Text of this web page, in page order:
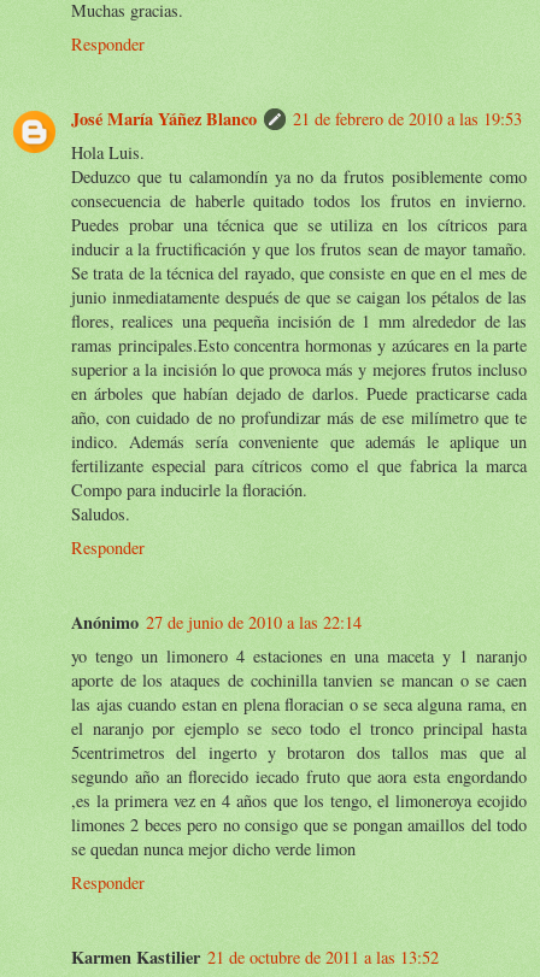
Muchas gracias.
Responder
José María Yáñez Blanco
21 de febrero de 2010 a las 19:53
Hola Luis.
Deduzco que tu calamondín ya no da frutos posiblemente como
consecuencia de haberle quitado todos los frutos en invierno.
Puedes probar una técnica que se utiliza en los cítricos para
inducir a la fructificación y que los frutos sean de mayor tamaño.
Se trata de la técnica del rayado, que consiste en que en el mes de
junio inmediatamente después de que se caigan los pétalos de las
flores, realices una pequeña incisión de 1 mm alrededor de las
ramas principales.Esto concentra hormonas y azúcares en la parte
superior a la incisión lo que provoca más y mejores frutos incluso
en árboles que habían dejado de darlos. Puede practicarse cada
año, con cuidado de no profundizar más de ese milímetro que te
indico. Además sería conveniente que además le aplique un
fertilizante especial para cítricos como el que fabrica la marca
Compo para inducirle la floración.
Saludos.
Responder
Anónimo 27 de junio de 2010 a las 22:14
yo tengo un limonero 4 estaciones en una maceta y 1 naranjo
aporte de los ataques de cochinilla tanvien se mancan o se caen
las ajas cuando estan en plena floracian o se seca alguna rama, en
el naranjo por ejemplo se seco todo el tronco principal hasta
5centrimetros del ingerto y brotaron dos tallos mas que al
segundo año an florecido iecado fruto que aora esta engordando
,es la primera vez en 4 años que los tengo, el limoneroya ecojido
limones 2 beces pero no consigo que se pongan amaillos del todo
se quedan nunca mejor dicho verde limon
Responder
Karmen Kastilier 21 de octubre de 2011 a las 13:52